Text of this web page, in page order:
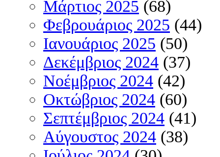
Μάρτιος 2025 (68)
Φεβρουάριος 2025 (44)
Ιανουάριος 2025 (50)
Δεκέμβριος 2024 (37)
Νοέμβριος 2024 (42)
Οκτώβριος 2024 (60)
Σεπτέμβριος 2024 (41)
Αύγουστος 2024 (38)